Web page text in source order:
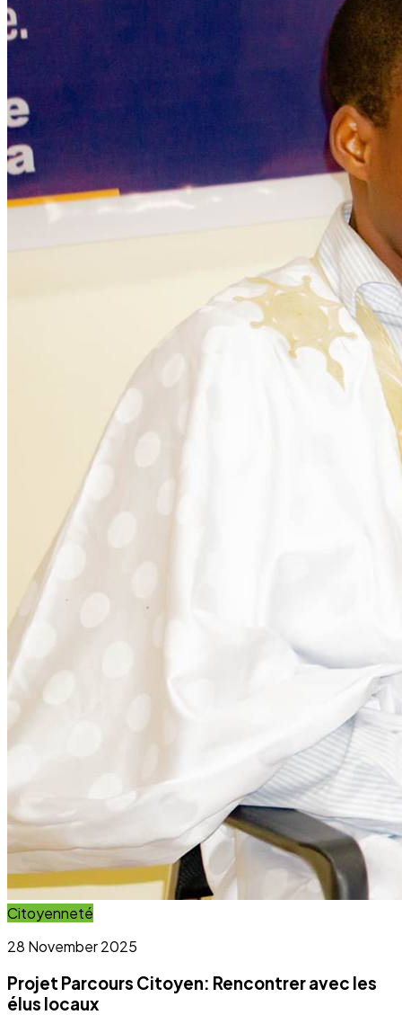
Citoyenneté
28 November 2025
Projet Parcours Citoyen: Rencontrer avec les
élus locaux